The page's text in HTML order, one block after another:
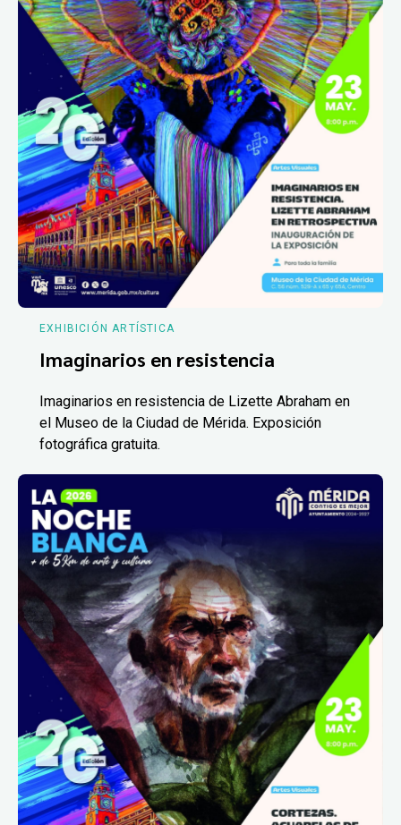
EXHIBICIÓN ARTÍSTICA
Imaginarios en resistencia
Imaginarios en resistencia de Lizette Abraham en
el Museo de la Ciudad de Mérida. Exposición
fotográfica gratuita.